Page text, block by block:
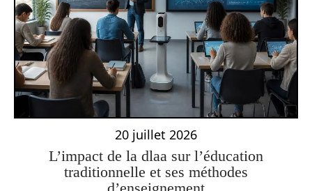
20 juillet 2026
L’impact de la dlaa sur l’éducation
traditionnelle et ses méthodes